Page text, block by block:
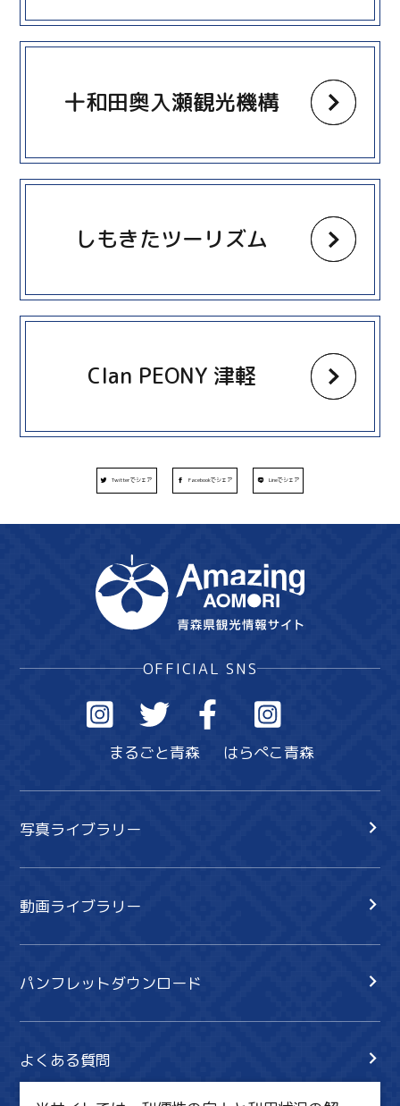
十和田奥入瀬観光機構
more
しもきたツーリズム
more
Clan PEONY 津軽
more
Twitterでシェア Facebookでシェア Lineでシェア
OFFICIAL SNS
まるごと青森 はらぺこ青森
写真ライブラリー
動画ライブラリー
パンフレットダウンロード
よくある質問